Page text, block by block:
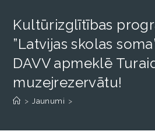
Kultūrizglītības
”Latvijas skolas
DAVV apmeklē
muzejrezervātu!
> Jaunumi >